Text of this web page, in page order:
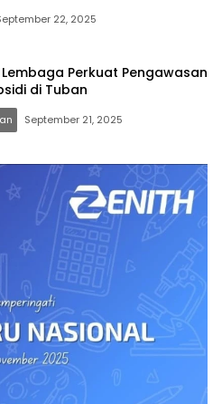
22, 2025
Lembaga Perkuat Pengawasan
di Tuban
September 21, 2025